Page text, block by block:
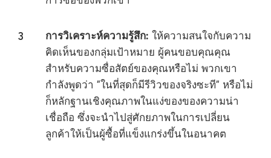
การวิเคราะห์ความรู้สึก: ให้ความสนใจกับความ
คิดเห็นของกลุ่มเป้าหมาย ผู้คนขอบคุณคุณ
สำหรับความซื่อสัตย์ของคุณหรือไม่ พวกเขา
กำลังพูดว่า "ในที่สุดก็มีรีวิวของจริงซะที" หรือไม่
ก็หลักฐานเชิงคุณภาพในแง่ของของความน่า
เชื่อถือ ซึ่งจะนำไปสู่ศักยภาพในการเปลี่ยน
ลูกค้าให้เป็นผู้ซื้อที่แข็งแกร่งขึ้นในอนาคต